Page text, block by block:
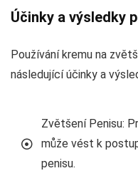
Účinky a výsledky
Používání kremu na
následující účinky a
Zvětšení Penisu:
může vést k
penisu.